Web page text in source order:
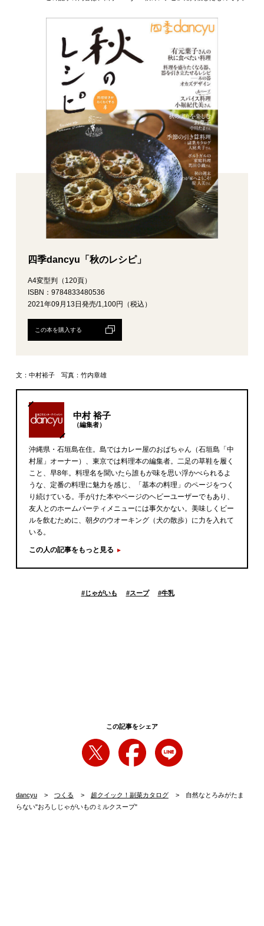
四季dancyu「秋のレシピ」
A4変型判（120頁）
ISBN：9784833480536
2021年09月13日発売/1,100円（税込）
この本を購入する
文：中村裕子 写真：竹内章雄
中村 裕子
（編集者）
沖縄県・石垣島在住。島ではカレー屋のおばちゃん（石垣島「中
村屋」オーナー）、東京では料理本の編集者。二足の草鞋を履く
こと、早8年。料理名を聞いたら誰もが味を思い浮かべられるよ
うな、定番の料理に魅力を感じ、「基本の料理」のページをつく
り続けている。手がけた本やページのヘビーユーザーでもあり、
友人とのホームパーティメニューには事欠かない。美味しくビー
ルを飲むために、朝夕のウオーキング（犬の散歩）に力を入れて
いる。
この人の記事をもっと見る
#じゃがいも #スープ #牛乳
この記事をシェア
dancyu つくる 超クイック！副菜カタログ
自然なとろみがたま
らない"おろしじゃがいものミルクスープ"